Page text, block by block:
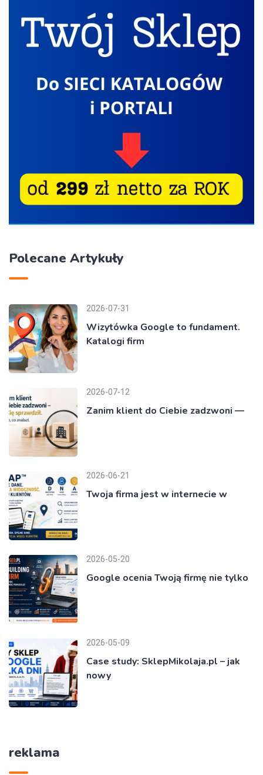
Polecane Artykuły
2026-07-31
Wizytówka Google to fundament.
Katalogi firm
2026-07-12
Zanim klient do Ciebie zadzwoni —
2026-06-21
Twoja firma jest w internecie w
2026-05-20
Google ocenia Twoją firmę nie tylko
2026-05-09
Case study: SklepMikolaja.pl – jak
nowy
reklama